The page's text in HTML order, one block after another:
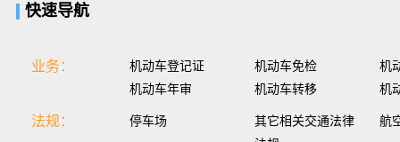
快速导航
业务： 机动车登记证 机动车免检
机
机动车年审
机动车转移 机
法规： 停车场
其它相关交通法律
航